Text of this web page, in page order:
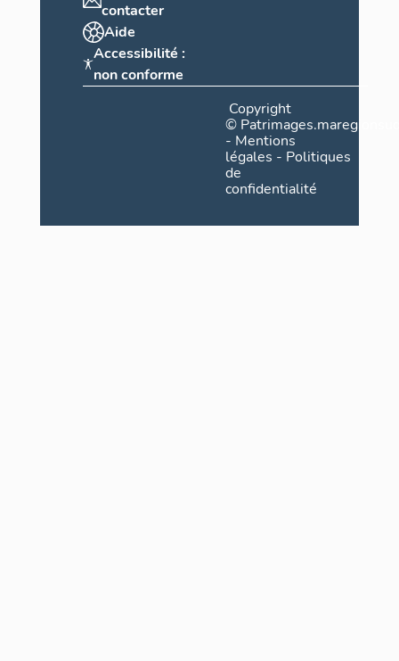
contacter
Aide
Accessibilité :
non conforme
Copyright
©
- Mentions
légales - Politiques
de
confidentialité